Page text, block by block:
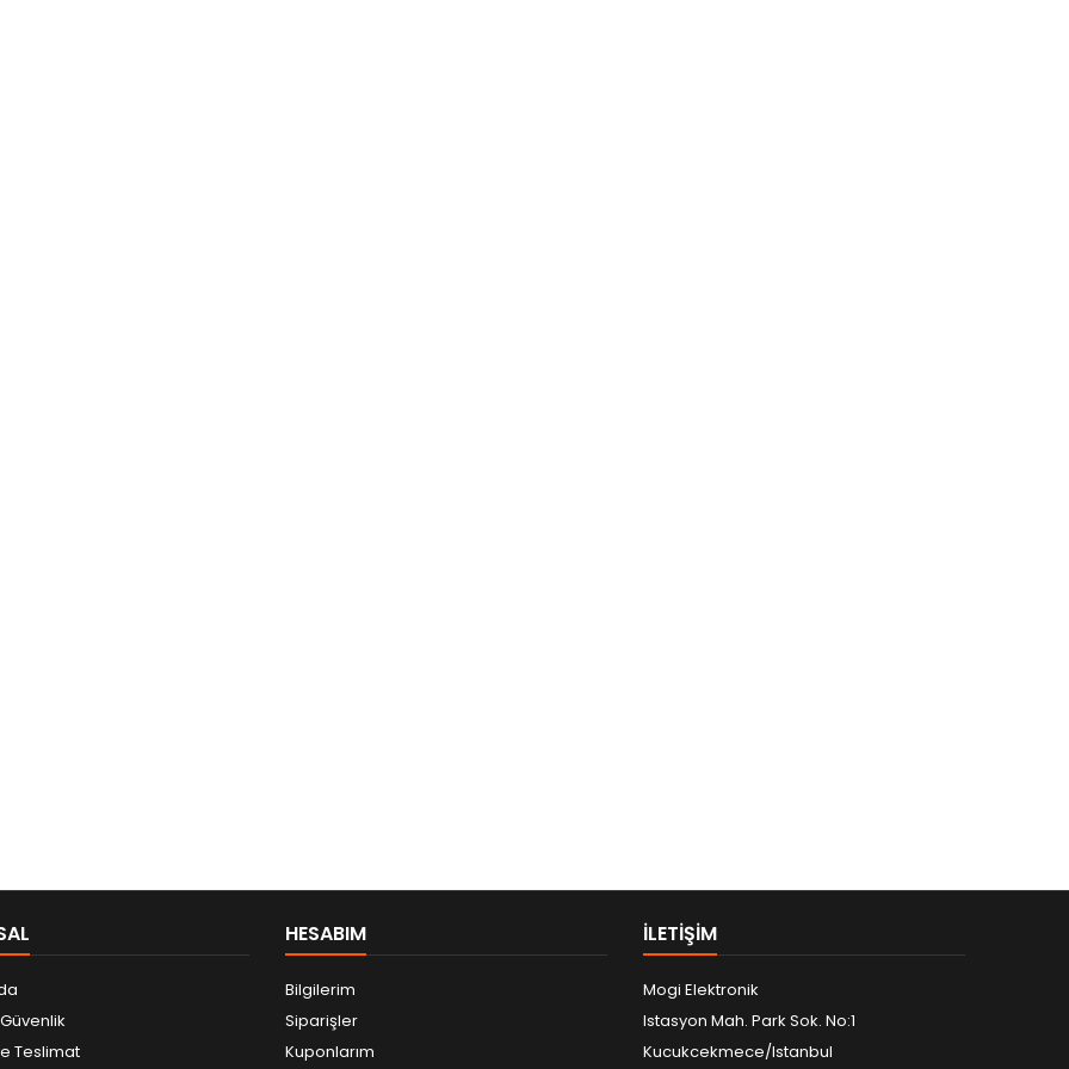
Teslimat
HESABIM
Bilgilerim
Siparişler
Kuponlarım
ILETIŞIM
Mogi Elektronik
Istasyon Mah. Park Sok. No:1
Kucukcekmece/Istanbul